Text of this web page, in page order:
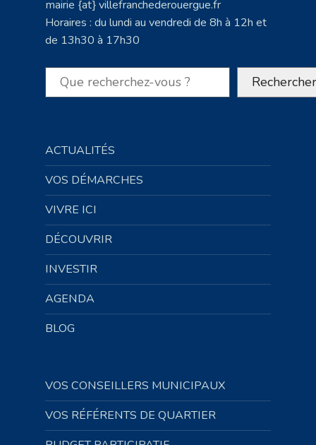
mairie {at} villefranchederouergue.fr
Horaires : du lundi au vendredi de 8h à 12h et
de 13h30 à 17h30
Rechercher Rechercher
ACTUALITÉS
VOS DÉMARCHES
VIVRE ICI
DÉCOUVRIR
INVESTIR
AGENDA
BLOG
VOS CONSEILLERS MUNICIPAUX
VOS RÉFÉRENTS DE QUARTIER